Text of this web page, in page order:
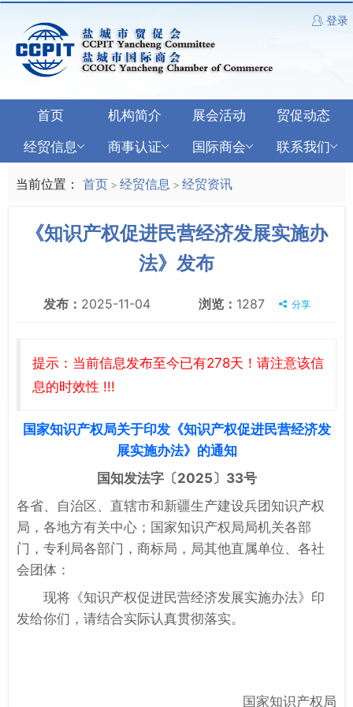
登录
首页 机构简介 展会活动
贸促动态
经贸信息
商事认证 国际商会 联系我们
当前位置： 首页 > 经贸信息 > 经贸资讯
《知识产权促进民营经济发展实施办
法》发布
发布： 2025-11-04 浏览： 1287 分享
提示：当前信息发布至今已有278天！请注意该信
息的时效性 !!!
国家知识产权局关于印发《知识产权促进民营经济发
展实施办法》的通知
国知发法字〔2025〕33号
各省、自治区、直辖市和新疆生产建设兵团知识产权
局，各地方有关中心；国家知识产权局局机关各部
门，专利局各部门，商标局，局其他直属单位、各社
会团体：
现将《知识产权促进民营经济发展实施办法》印
发给你们，请结合实际认真贯彻落实。
国家知识产权局